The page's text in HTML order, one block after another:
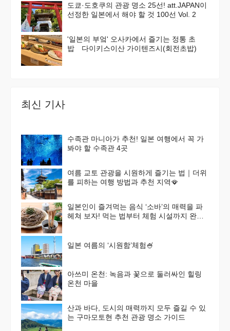
도쿄·도호쿠의 관광 명소 25선! att.JAPAN이
선정한 일본에서 해야 할 것 100선 Vol. 2
'일본의 부엌' 오사카에서 즐기는 정통 초
밥 다이키스이산 가이텐즈시(회전초밥)
최신 기사
수족관 마니아가 추천! 일본 여행에서 꼭 가
봐야 할 수족관 4곳
여름 교토 관광을 시원하게 즐기는 법｜더위
를 피하는 여행 방법과 추천 지역🪭
일본인이 즐겨먹는 음식 ‘소바’의 매력을 파
헤쳐 보자! 먹는 법부터 체험 시설까지 완벽
일본 여름의 ‘시원함’체험🍧
아쓰미 온천: 녹음과 꽃으로 둘러싸인 힐링
온천 마을
산과 바다, 도시의 매력까지 모두 즐길 수 있
는 구마모토현 추천 관광 명소 가이드